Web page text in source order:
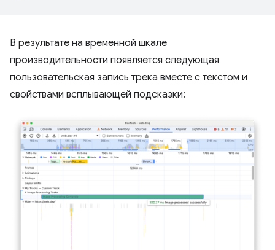
В результате на временной шкале
производительности появляется следующая
пользовательская запись трека вместе с текстом и
свойствами всплывающей подсказки: